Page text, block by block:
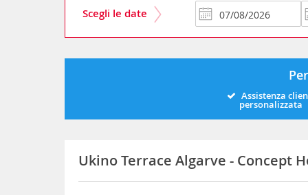
Scegli le date
Assistenza
personalizzata
Ukino Terrace Algarve - Concept